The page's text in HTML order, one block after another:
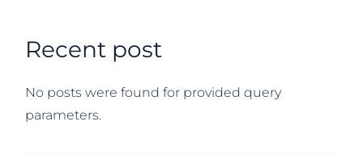
Recent post
No posts were found for provided query
parameters.